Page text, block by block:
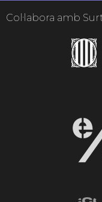
Col·labora amb